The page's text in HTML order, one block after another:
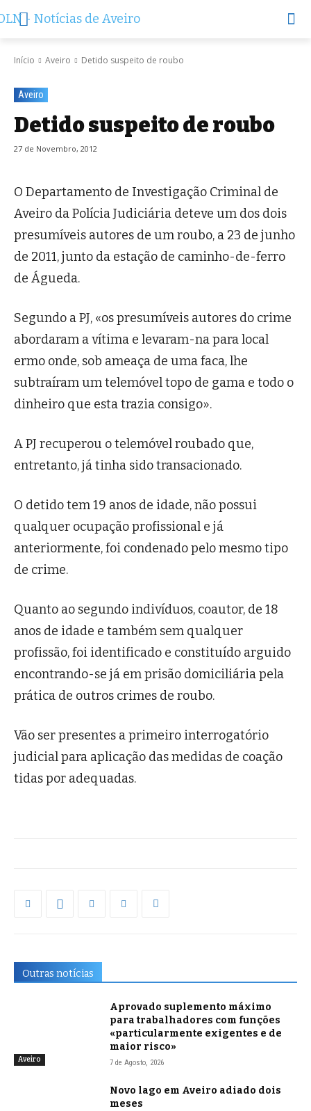
Início Aveiro Detido suspeito de roubo
Aveiro
Detido suspeito de roubo
27 de Novembro, 2012
O Departamento de Investigação Criminal de
Aveiro da Polícia Judiciária deteve um dos dois
presumíveis autores de um roubo, a 23 de junho
de 2011, junto da estação de caminho-de-ferro
de Águeda.
Segundo a PJ, «os presumíveis autores do crime
abordaram a vítima e levaram-na para local
ermo onde, sob ameaça de uma faca, lhe
subtraíram um telemóvel topo de gama e todo o
dinheiro que esta trazia consigo».
A PJ recuperou o telemóvel roubado que,
entretanto, já tinha sido transacionado.
O detido tem 19 anos de idade, não possui
qualquer ocupação profissional e já
anteriormente, foi condenado pelo mesmo tipo
de crime.
Quanto ao segundo indivíduos, coautor, de 18
anos de idade e também sem qualquer
profissão, foi identificado e constituído arguido
encontrando-se já em prisão domiciliária pela
prática de outros crimes de roubo.
Vão ser presentes a primeiro interrogatório
judicial para aplicação das medidas de coação
tidas por adequadas.
Outras notícias
Aveiro
Aprovado suplemento máximo
para trabalhadores com funções
«particularmente exigentes e de
maior risco»
7 de Agosto, 2026
Novo lago em Aveiro adiado dois
meses